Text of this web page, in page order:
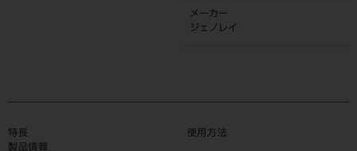
メーカー
ジェノレイ
特長
使用方法
製品情報